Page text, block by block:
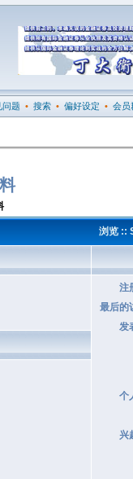
问题 • 搜索 • 偏好设定 • 会员
浏览 ::
注
最后的
发
个
兴